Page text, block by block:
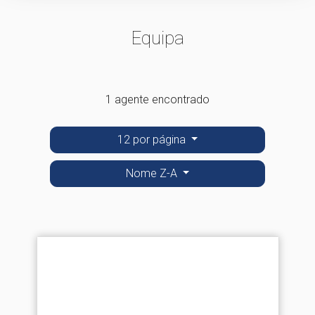
Equipa
1 agente encontrado
12 por página
Nome Z-A